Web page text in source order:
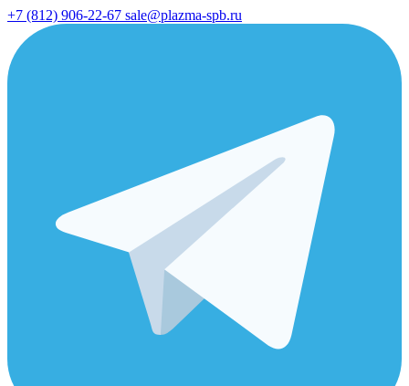
+7 (812) 906-22-67 sale@plazma-spb.ru